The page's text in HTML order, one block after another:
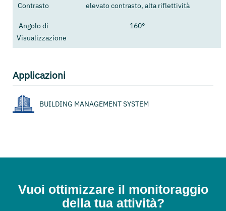
Contrasto elevato contrasto, alta riflettività
Angolo di
Visualizzazione
160°
Applicazioni
BUILDING MANAGEMENT SYSTEM
Vuoi ottimizzare il monitoraggio
della tua attività?